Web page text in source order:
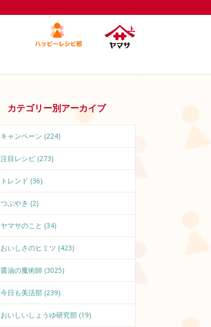
カテゴリー別アーカイブ
キャンペーン (224)
注目レシピ (273)
トレンド (36)
つぶやき (2)
ヤマサのこと (34)
おいしさのヒミツ (423)
醤油の魔術師 (3025)
今日も美活部 (239)
おいしいしょうゆ研究部 (19)